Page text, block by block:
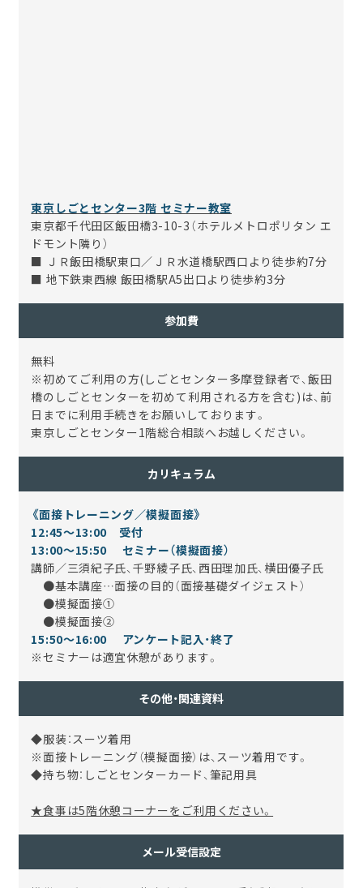
東京しごとセンター3階 セミナー教室
東京都千代田区飯田橋3-10-3（ホテルメトロポリタン エ
ドモント隣り）
■ ＪＲ飯田橋駅東口／ＪＲ水道橋駅西口より徒歩約7分
■ 地下鉄東西線 飯田橋駅A5出口より徒歩約3分
参加費
無料
※初めてご利用の方(しごとセンター多摩登録者で、飯田
橋のしごとセンターを初めて利用される方を含む)は、前
日までに利用手続きをお願いしております。
東京しごとセンター1階総合相談へお越しください。
カリキュラム
《面接トレーニング／模擬面接》
12:45～13:00 受付
13:00～15:50 セミナー（模擬面接）
講師／三須紀子氏、千野綾子氏、西田理加氏、横田優子氏
●基本講座…面接の目的（面接基礎ダイジェスト）
●模擬面接①
●模擬面接②
15:50～16:00 アンケート記入・終了
※セミナーは適宜休憩があります。
その他・関連資料
◆服装：スーツ着用
※面接トレーニング（模擬面接）は、スーツ着用です。
◆持ち物：しごとセンターカード、筆記用具
★食事は5階休憩コーナーをご利用ください。
メール受信設定